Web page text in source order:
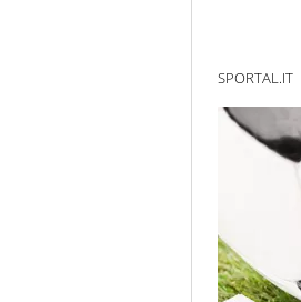
SPORTAL.IT